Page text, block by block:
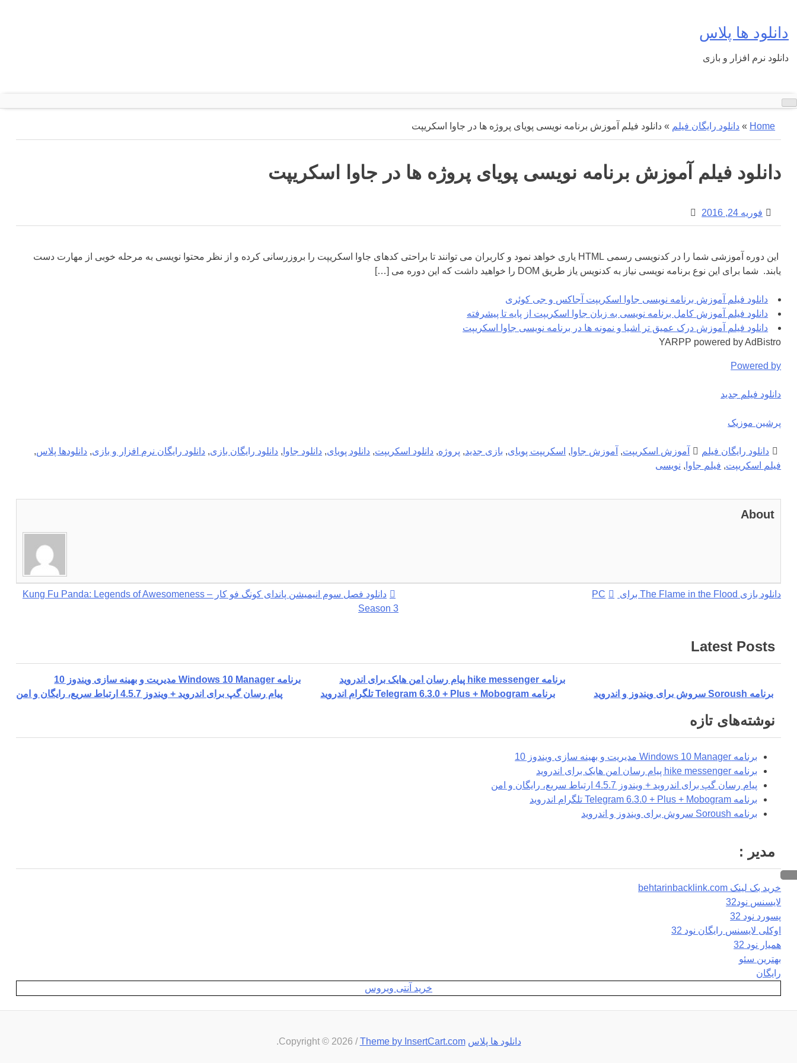
content
دانلود ها پلاس
دانلود نرم افزار و بازی
Home
» دانلود رایگان فیلم » دانلود فیلم آموزش برنامه نویسی پویای پروژه ها در جاوا اسکریپت
دانلود فیلم آموزش برنامه نویسی پویای پروژه ها در جاوا اسکریپت
فوریه 24, 2016
این دوره آموزشی شما را در کدنویسی رسمی HTML یاری خواهد نمود و کاربران می توانند تا براحتی کدهای جاوا اسکریپت را بروزرسانی کرده و از نظر محتوا نویسی به مرحله خوبی از مهارت دست
یابند. شما برای این نوع برنامه نویسی نیاز به کدنویس یاز طریق DOM را خواهید داشت که این دوره می […]
دانلود فیلم آموزش برنامه نویسی جاوا اسکریپت آجاکس و جی کوئری
دانلود فیلم آموزش کامل برنامه نویسی به زبان جاوا اسکریپت از پایه تا پیشرفته
دانلود فیلم آموزش درک عمیق تر اشیا و نمونه ها در برنامه نویسی جاوا اسکریپت
YARPP powered by AdBistro
Powered by
دانلود فیلم جدید
پرشین موزیک
دانلود رایگان فیلم آموزش اسکریپت, آموزش جاوا , اسکریپت پویای, بازی جدید, پروژه, دانلود اسکریپت, دانلود پویای, دانلود جاوا , دانلود رایگان بازی, دانلود رایگان نرم افزار و بازی, دانلودها پلاس,
فیلم اسکریپت, فیلم جاوا , نویسی
About
راهبری
دانلود فصل سوم انیمیشن پاندای کونگ فو کار – Kung Fu Panda: Legends of Awesomeness
Season 3
دانلود بازی The Flame in the Flood برای PC
Latest Posts
برنامه Windows 10 Manager مدیریت و بهینه سازی ویندوز 10
برنامه hike messenger پیام‌ رسان‌ امن هایک برای اندروید
پیام رسان گپ برای اندروید + ویندوز 4.5.7 ارتباط سریع، رایگان و امن
برنامه Telegram 6.3.0 + Plus + Mobogram تلگرام اندروید برنامه Soroush سروش برای ویندوز و اندروید
نوشته‌های تازه
برنامه Windows 10 Manager مدیریت و بهینه سازی ویندوز 10
برنامه hike messenger پیام‌ رسان‌ امن هایک برای اندروید
پیام رسان گپ برای اندروید + ویندوز 4.5.7 ارتباط سریع، رایگان و امن
برنامه Telegram 6.3.0 + Plus + Mobogram تلگرام اندروید
برنامه Soroush سروش برای ویندوز و اندروید
مدیر :
خرید بک لینک behtarinbacklink.com
لایسنس نود32
پسورد نود 32
اوکلی لایسنس رایگان نود 32
همیار نود 32
بهترین سئو
رایگان
خرید آنتی ویروس
دانلود ها پلاس Copyright © 2026
/Theme by InsertCart.com
.